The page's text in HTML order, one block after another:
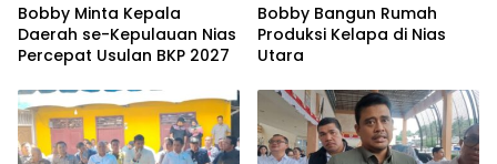
Bobby Minta Kepala
Daerah se-Kepulauan Nias
Percepat Usulan BKP 2027
Bobby Bangun Rumah
Produksi Kelapa di Nias
Utara